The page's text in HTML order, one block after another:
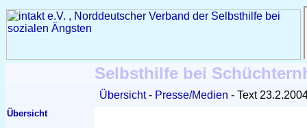
Selbsthilfe bei
Übersicht Presse/Medien Text
Übersicht